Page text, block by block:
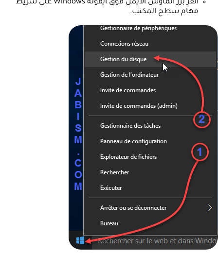
أنقر بزر الماوس الأيمن فوق أيقونة Windows على شريط
مهام سطح المكتب.